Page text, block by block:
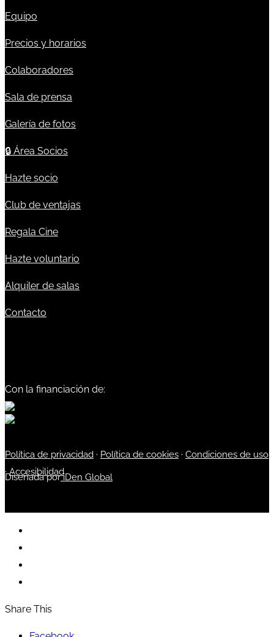
Equipo
Precios y horarios
Colaboradores
Sala de prensa
Galería de fotos
🔒 Área Socios
Hazte socio
Club de ventajas
Regala Cine
Hazte voluntario
Alquiler de salas
Contacto
Con la financiación de:
Política de privacidad · Política de cookies · Condiciones de uso
·Accesibilidad
Diseñada poriDen Global
Share This